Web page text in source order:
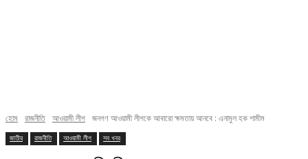
হোম রাজনীতি আওয়ামী লীগ জনগণ আওয়ামী লীগকে আবারো ক্ষমতায় আনবে : এনামুল হক শামীম
জাতীয় রাজনীতি আওয়ামী লীগ সব খবর